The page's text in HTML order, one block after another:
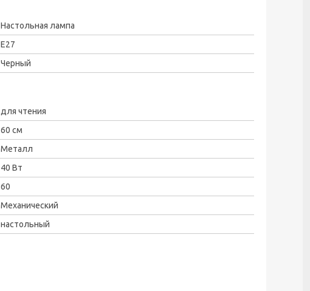
Настольная лампа
E27
Черный
для чтения
60 см
Металл
40 Вт
60
Механический
настольный